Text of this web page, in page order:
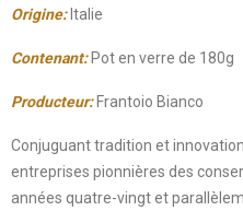
Origine:Italie
Contenant:Pot en verre de 180g
Producteur: Frantoio Bianco
Conjuguant tradition et
entreprises pionnières des
années quatre-vingt et